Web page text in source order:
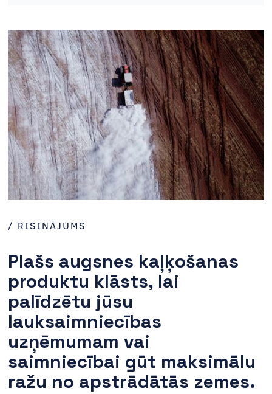
/ RISINĀJUMS
Plašs augsnes kaļķošanas
produktu klāsts, lai
palīdzētu jūsu
lauksaimniecības
uzņēmumam vai
saimniecībai gūt maksimālu
ražu no apstrādātās zemes.